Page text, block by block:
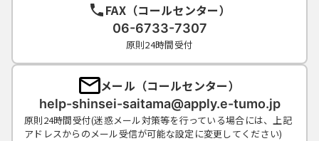
FAX（コールセンター）
06-6733-7307
原則24時間受付
メール（コールセンター）
help-shinsei-saitama@apply.e-tumo.jp
原則24時間受付(迷惑メール対策等を行っている場合には、上記
アドレスからのメール受信が可能な設定に変更してください)